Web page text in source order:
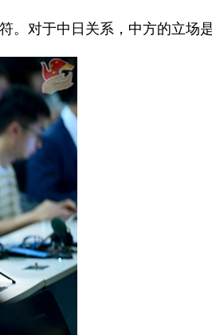
对于中日关系，中方的立场是